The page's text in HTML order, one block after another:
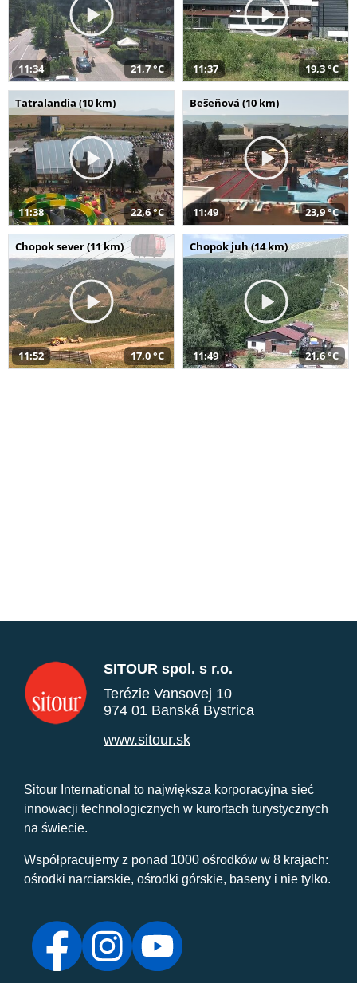
11:34 21,7 °C 11:37 19,3 °C
Tatralandia (10 km)
11:38 22,6 °C
Bešeňová (10 km)
11:49 23,9 °C
Chopok sever (11 km)
11:52 17,0 °C
Chopok juh (14 km)
11:49 21,6 °C
SITOUR spol. s r.o.
Terézie Vansovej 10
974 01 Banská Bystrica
www.sitour.sk
Sitour International to największa korporacyjna sieć
innowacji technologicznych w kurortach turystycznych
na świecie.
Współpracujemy z ponad 1000 ośrodków w 8 krajach:
ośrodki narciarskie, ośrodki górskie, baseny i nie tylko.